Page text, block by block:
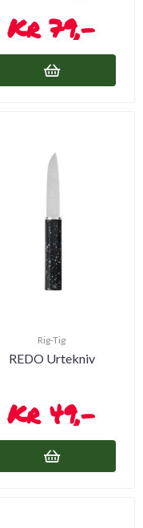
79,-
Rig-Tig
REDO Urtekniv
49,-